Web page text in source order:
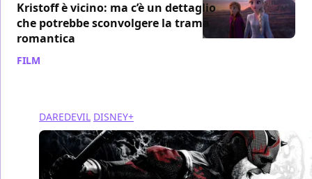
Kristoff è vicino: ma c’è un dettaglio
che potrebbe sconvolgere la trama
romantica
FILM
DAREDEVIL DISNEY+